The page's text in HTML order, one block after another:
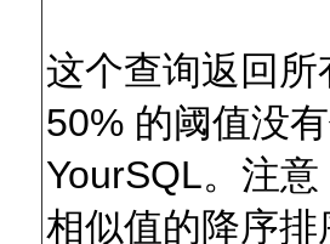
这个查询返回
50% 的阈值没
YourSQL。注
相似值的降序